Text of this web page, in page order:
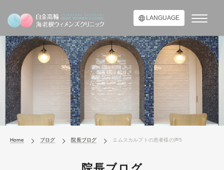
LANGUAGE
Home ブログ 院長ブログ エムスカルプトの患者様の声5